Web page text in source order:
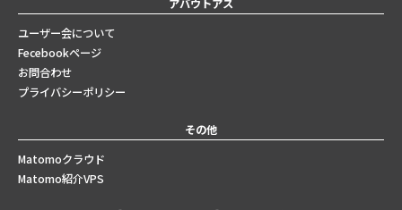
アバウトアス
ユーザー会について
Fecebookページ
お問合わせ
プライバシーポリシー
その他
Matomoクラウド
Matomo紹介VPS